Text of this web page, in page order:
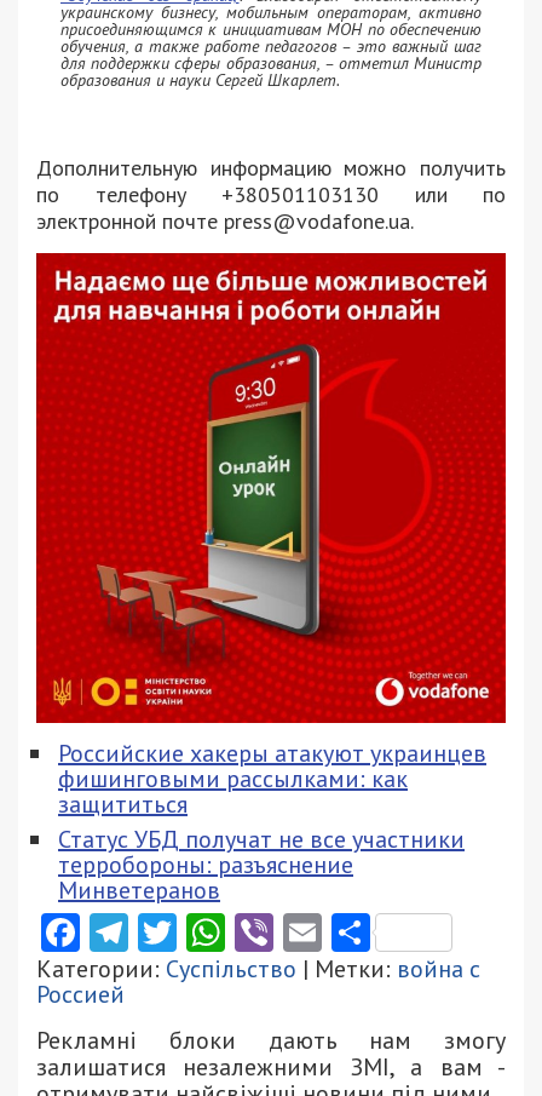
украинскому бизнесу, мобильным операторам, активно
присоединяющимся к инициативам МОН по обеспечению
обучения, а также работе педагогов – это важный шаг
для поддержки сферы образования, – отметил Министр
образования и науки Сергей Шкарлет.
Дополнительную информацию можно получить
по телефону +380501103130 или по
электронной почте press@vodafone.ua.
Российские хакеры атакуют украинцев
фишинговыми рассылками: как
защититься
Статус УБД получат не все участники
терробороны: разъяснение
Минветеранов
Facebook
Telegram
Twitter
WhatsApp
ViberEmail
Категории: Суспільство | Метки: война с
Россией
Рекламні блоки дають нам змогу
залишатися незалежними ЗМІ, а вам -